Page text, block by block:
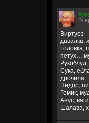
Виртуоз -
давалка,
Головка,
петух…
Сука,
дрочила
Пидор,
Гомик,
Анус,
Шалава,